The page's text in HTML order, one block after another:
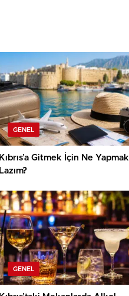
GENEL
Kıbrıs’a Gitmek İçin Ne Yapmak
Lazım?
GENEL